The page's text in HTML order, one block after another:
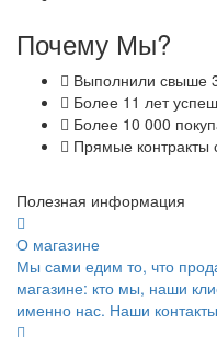
Почему Мы?
Выполнили свыше
Более 11 лет
Более 10 000
Прямые контракты
Полезная информация
О магазине
Мы сами едим то, что
магазине: кто мы, наши
именно нас. Наши